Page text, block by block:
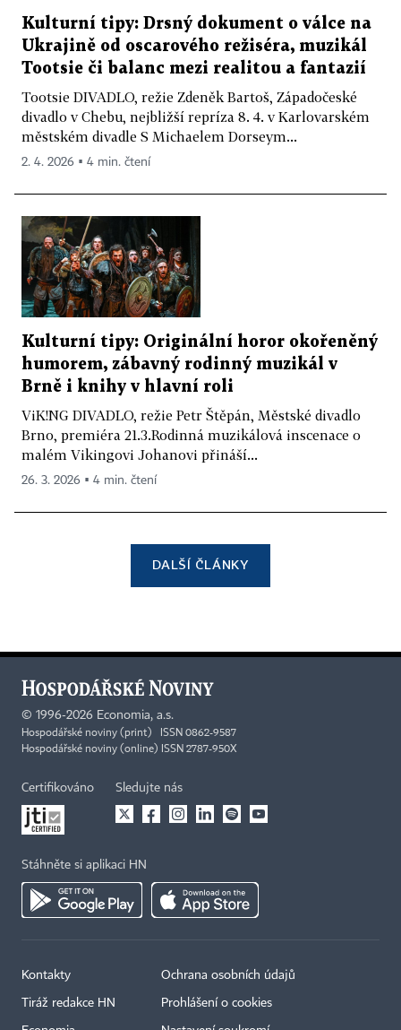
Kulturní tipy: Drsný dokument o válce na
Ukrajině od oscarového režiséra, muzikál
Tootsie či balanc mezi realitou a fantazií
Tootsie DIVADLO, režie Zdeněk Bartoš, Západočeské
divadlo v Chebu, nejbližší repríza 8. 4. v Karlovarském
městském divadle S Michaelem Dorseym...
2. 4. 2026 ▪ 4 min. čtení
Kulturní tipy: Originální horor okořeněný
humorem, zábavný rodinný muzikál v
Brně i knihy v hlavní roli
ViK!NG DIVADLO, režie Petr Štěpán, Městské divadlo
Brno, premiéra 21.3.Rodinná muzikálová inscenace o
malém Vikingovi Johanovi přináší...
26. 3. 2026 ▪ 4 min. čtení
DALŠÍ ČLÁNKY
© 1996-2026 Economia, a.s.
Hospodářské noviny (print) ISSN 0862-9587
Hospodářské noviny (online) ISSN 2787-950X
Certifikováno Sledujte nás
Stáhněte si aplikaci HN
Kontakty
Tiráž redakce HN
Ochrana osobních údajů
Prohlášení o cookies